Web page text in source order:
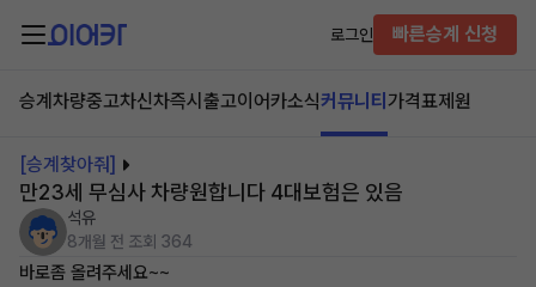
로그인 빠른승계 신청
승계차량중고차신차즉시출고이어카소식커뮤니티 가격표제원
[승계찾아줘]
만23세 무심사 차량원합니다 4대보험은 있음
석유
8개월 전 조회 364
바로좀 올려주세요~~